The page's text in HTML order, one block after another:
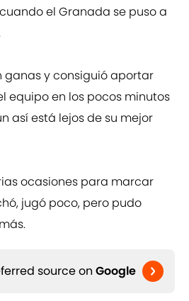
el Granada se puso a
ganas y consiguió aportar
equipo en los pocos minutos
así está lejos de su mejor
ocasiones para marcar
jugó poco, pero pudo
source on Google